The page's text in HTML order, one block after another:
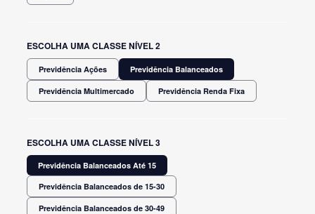
ESCOLHA UMA CLASSE NÍVEL 2
Previdência Ações Previdência Balanceados
Previdência Multimercado Previdência Renda Fixa
ESCOLHA UMA CLASSE NÍVEL 3
Previdência Balanceados Até 15
Previdência Balanceados de 15-30
Previdência Balanceados de 30-49